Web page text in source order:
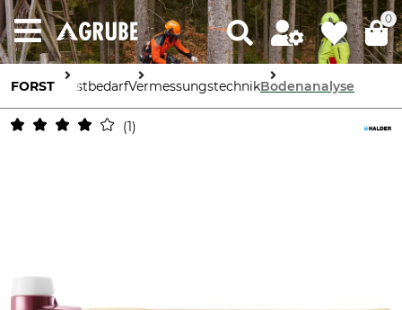
0
FORST ForstbedarfVermessungstechnikBodenanalyse
1